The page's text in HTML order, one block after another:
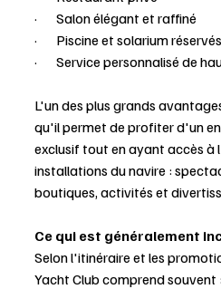
·       Salon élégant et raffiné
·       Piscine et solarium réservés
·       Service personnalisé de
L'un des plus grands
qu'il permet de profiter d'un
exclusif tout en ayant accès à
installations du navire :
boutiques, activités et
Ce qui est généralement
Selon l'itinéraire et les
Yacht Club comprend souvent :